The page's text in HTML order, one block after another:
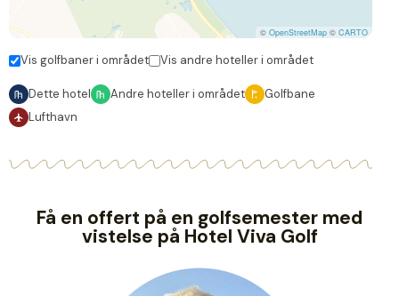
© OpenStreetMap © CARTO
Vis golfbaner i området Vis andre hoteller i området
Dette hotel Andre hoteller i området
Golfbane
Lufthavn
Få en offert på en golfsemester med
vistelse på Hotel Viva Golf